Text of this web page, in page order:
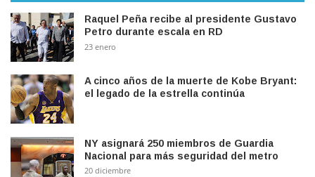
Raquel Peña recibe al presidente Gustavo
Petro durante escala en RD
23 enero
A cinco años de la muerte de Kobe Bryant:
el legado de la estrella continúa
NY asignará 250 miembros de Guardia
Nacional para más seguridad del metro
20 diciembre